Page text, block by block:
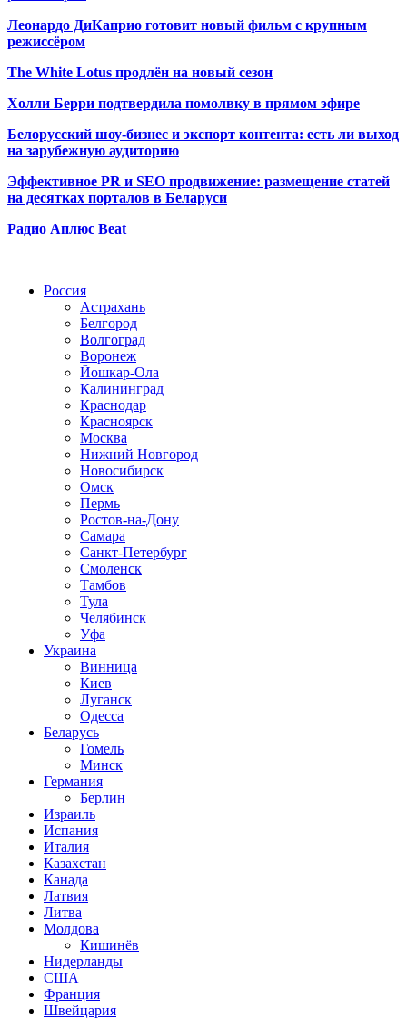
Леонардо ДиКаприо готовит новый фильм с крупным
режиссёром
The White Lotus продлён на новый сезон
Холли Берри подтвердила помолвку в прямом эфире
Белорусский шоу-бизнес и экспорт контента: есть ли выход
на зарубежную аудиторию
Эффективное PR и SEO продвижение: размещение статей
на десятках порталов в Беларуси
Радио Аплюс Beat
Россия
Астрахань
Белгород
Волгоград
Воронеж
Йошкар-Ола
Калининград
Краснодар
Красноярск
Москва
Нижний Новгород
Новосибирск
Омск
Пермь
Ростов-на-Дону
Самара
Санкт-Петербург
Смоленск
Тамбов
Тула
Челябинск
Уфа
Украина
Винница
Киев
Луганск
Одесса
Беларусь
Гомель
Минск
Германия
Берлин
Израиль
Испания
Италия
Казахстан
Канада
Латвия
Литва
Молдова
Кишинёв
Нидерланды
США
Франция
Швейцария